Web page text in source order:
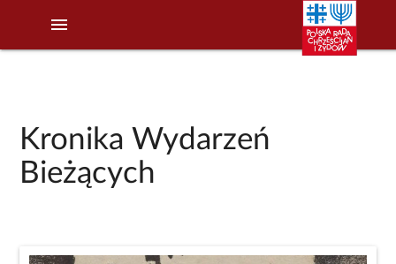
menu
Kronika Wydarzeń
Bieżących